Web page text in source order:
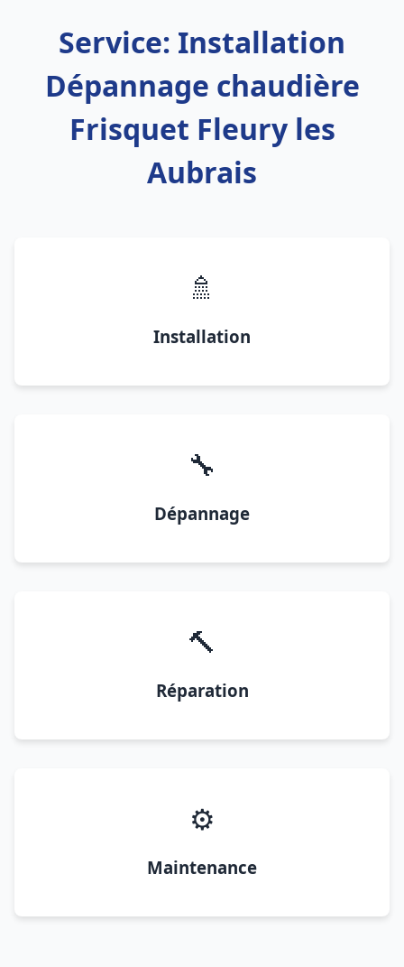
Service: Installation
Dépannage chaudière
Frisquet Fleury les
Aubrais
🚿
Installation
🔧
Dépannage
🔨
Réparation
⚙️
Maintenance